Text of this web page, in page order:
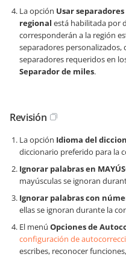
La opción Usar
regional está habilitada por
corresponderán a la región
separadores
separadores requeridos en
Separador de miles.
Revisión
La opción Idioma del
diccionario preferido para la
Ignorar palabras en
mayúsculas se ignoran
Ignorar palabras con
ellas se ignoran durante la
El menú Opciones de
configuración de
escribes, reconocer